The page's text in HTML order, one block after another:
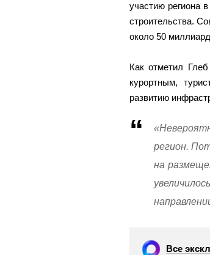
участию региона
строительства.
около 50
Как отметил
курортным,
развитию
регион.
на
Все